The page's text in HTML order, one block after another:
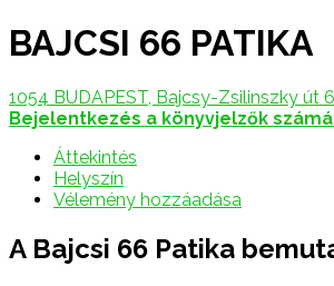
BAJCSI 66 PATIKA
1054 BUDAPEST, Bajcsy-Zsilinszky út
Bejelentkezés a könyvjelzők
Áttekintés
Helyszín
Vélemény hozzáadása
A Bajcsi 66 Patika